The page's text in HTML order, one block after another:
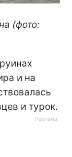
(фото:
и на
и турок.